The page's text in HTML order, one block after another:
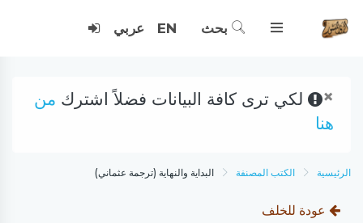
بحث EN عربي
× لكي ترى كافة البيانات فضلاً اشترك من
هنا
الرئيسية الكتب المصنفة البداية والنهاية (ترجمة عثماني)
عودة للخلف